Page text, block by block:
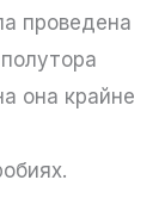
проведена
она крайне